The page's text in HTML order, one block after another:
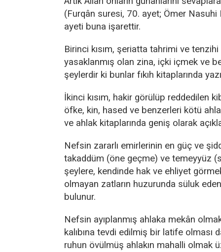
(Furqân suresi, 70. ayet; Ömer Nasuhi
ayeti buna işarettir.
Birinci kısım, şeriatta tahrimi ve
yasaklanmış olan zina, içki içmek ve
şeylerdir ki bunlar fıkıh kitaplarında
İkinci kısım, hakir görülüp reddedilen
öfke, kin, hased ve benzerleri kötü
ve ahlak kitaplarında geniş olarak
Nefsin zararlı emirlerinin en güç ve
takaddüm (öne geçme) ve temeyyüz
şeylere, kendinde hak ve ehliyet
olmayan zatların huzurunda süluk
bulunur.
Nefsin ayıplanmış ahlaka mekân
kalıbına tevdi edilmiş bir latife olması
ruhun övülmüş ahlakın mahalli olmak